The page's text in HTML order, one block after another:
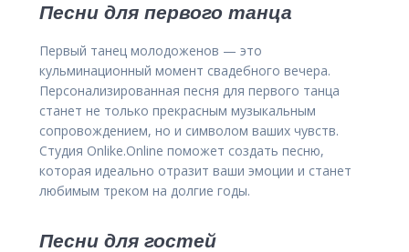
Песни для первого танца
Первый танец молодоженов — это
кульминационный момент свадебного вечера.
Персонализированная песня для первого танца
станет не только прекрасным музыкальным
сопровождением, но и символом ваших чувств.
Студия Onlike.Online поможет создать песню,
которая идеально отразит ваши эмоции и станет
любимым треком на долгие годы.
Песни для гостей